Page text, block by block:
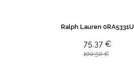
Ralph Lauren 0RA5331U
75,37 €
100,50 €